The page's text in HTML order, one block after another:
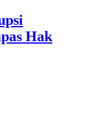
Hak